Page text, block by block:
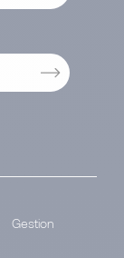
Gestion